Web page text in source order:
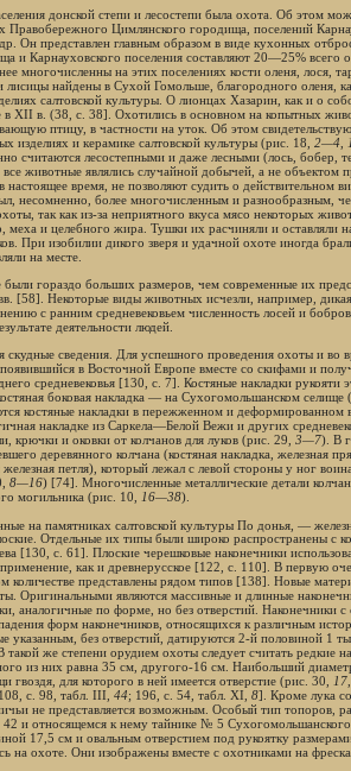
донской степи и лесостепи была охота. Об этом
Правобережного Цимлянского городища, поселений
Он представлен главным образом в виде кухонных
и Карнауховского поселения составляют 20—25% всего
многочисленны на этих поселениях кости оленя, лося,
найдены в Сухой Гомольше, благородного оленя,
салтовской культуры. О лионцах Хазарин, как и о
XII в. (38, с. 38]. Охотились в основном на копытных
птицу, в частности на уток. Об этом
изделиях и керамике салтовской культуры (рис. 18, 2—4
считаются лесостепными и даже лесными (лось, бобер,
все животные являлись случайной добычей, а не объектом
настоящее время, не позволяют судить о действительном
более многочисленным и разнообразным,
так как из-за неприятного вкуса мясо некоторых
меха и целебного жира. Тушки их расчиняли и оставляли
При изобилии дикого зверя и удачной охоте иногда
на месте.
гораздо больших размеров, чем современные их
[58]. Некоторые виды животных исчезли, например,
с ранним средневековьем численность лосей и
деятельности людей.
сведения. Для успешного проведения охоты и во
в Восточной Европе вместе со скифами и
средневековья [130, с. 7]. Костяные накладки рукояти
боковая накладка — на Сухогомольшанском
костяные накладки в пережженном и деформированном
накладке из Саркела—Белой Вежи и других
крючки и оковки от колчанов для луков (рис. 29, 3—7). В
деревянного колчана (костяная накладка, железная
петля), который лежал с левой стороны у ног
8—16) [74]. Многочисленные металлические детали
могильника (рис. 10,
16—38).
на памятниках салтовской культуры По донья, —
Отдельные их типы были широко распространены с
[130, с. 61]. Плоские черешковые наконечники
как и древнерусское [122, с. 110]. В первую
количестве представлены рядом типов [138]. Новые
Оригинальными являются массивные и длинные
аналогичные по форме, но без отверстий. Наконечники с
форм наконечников, относящихся к различным
указанным, без отверстий, датируются 2-й половиной 1
такой же степени орудием охоты следует считать редкие
из них равна 35 см, другого-16 см. Наибольший
гвоздя, для которого в ней имеется отверстие (рис. 30,
17
с. 98, табл. III, 44; 196, с. 54, табл. XI, 8]. Кроме лука
не представляется возможным. Особый тип топоров,
и относящемся к нему тайнике № 5
17,5 см и овальным отверстием под рукоятку
на охоте. Они изображены вместе с охотниками на